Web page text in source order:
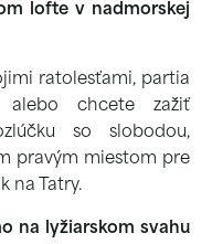
lofte v nadmorskej
ratolesťami, partia
alebo chcete zažiť
so slobodou,
pravým miestom pre
na Tatry.
na lyžiarskom svahu